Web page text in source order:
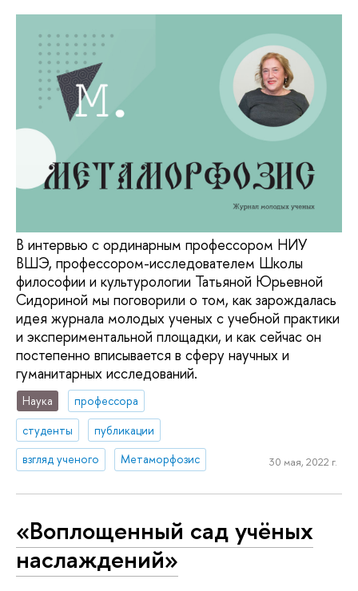
В интервью с ординарным профессором НИУ
ВШЭ, профессором-исследователем Школы
философии и культурологии Татьяной Юрьевной
Сидориной мы поговорили о том, как зарождалась
идея журнала молодых ученых с учебной практики
и экспериментальной площадки, и как сейчас он
постепенно вписывается в сферу научных и
гуманитарных исследований.
Наука
профессора
студенты
публикации
взгляд ученого
Метаморфозис 30 мая, 2022 г.
«Воплощенный сад учёных
наслаждений»